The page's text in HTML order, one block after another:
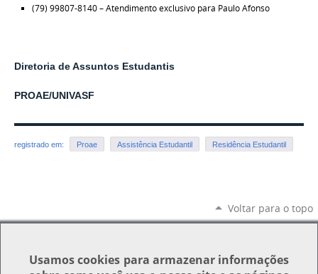
(79) 99807-8140 – Atendimento exclusivo para Paulo Afonso
Diretoria de Assuntos Estudantis
PROAE/UNIVASF
registrado em: Proae Assistência Estudantil Residência Estudantil
Voltar para o topo
Usamoscookies para armazenar informações